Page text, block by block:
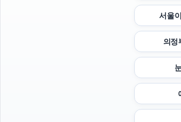
서울
의정